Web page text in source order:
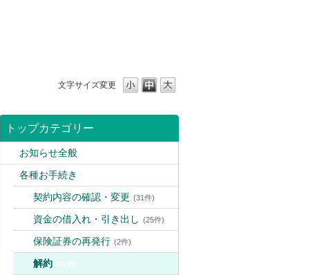
文字サイズ変更
トップカテゴリー
お知らせ全般
各種お手続き
契約内容の確認・変更 (31件)
資金の借入れ・引き出し (25件)
保険証券の再発行 (2件)
解約 (12件)